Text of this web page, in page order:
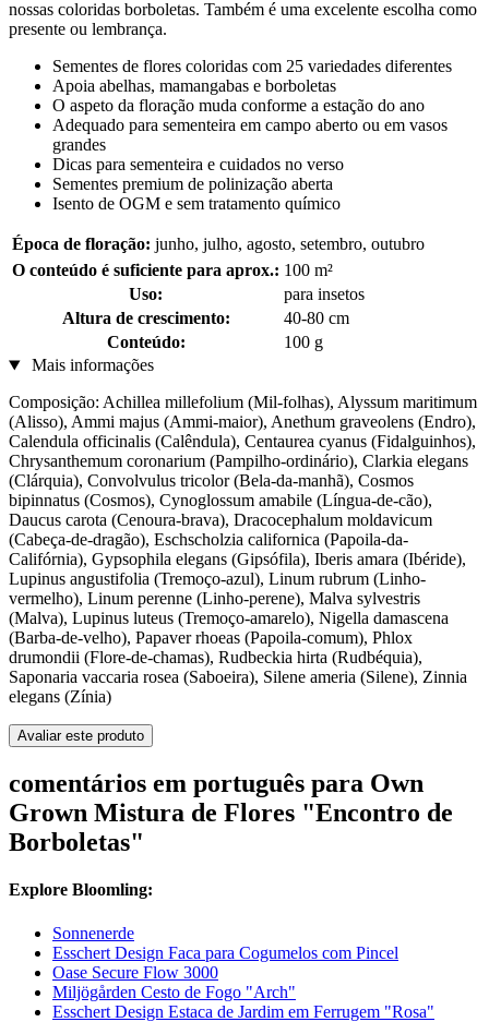
nossas coloridas borboletas. Também é uma excelente escolha como
presente ou lembrança.
Sementes de flores coloridas com 25 variedades diferentes
Apoia abelhas, mamangabas e borboletas
O aspeto da floração muda conforme a estação do ano
Adequado para sementeira em campo aberto ou em vasos
grandes
Dicas para sementeira e cuidados no verso
Sementes premium de polinização aberta
Isento de OGM e sem tratamento químico
Época de floração: junho, julho, agosto, setembro, outubro
O conteúdo é suficiente para aprox.: 100 m²
Uso:
para insetos
Altura de crescimento:
40-80 cm
Conteúdo:
100 g
Mais informações
Composição: Achillea millefolium (Mil-folhas), Alyssum maritimum
(Alisso), Ammi majus (Ammi-maior), Anethum graveolens (Endro),
Calendula officinalis (Calêndula), Centaurea cyanus (Fidalguinhos),
Chrysanthemum coronarium (Pampilho-ordinário), Clarkia elegans
(Clárquia), Convolvulus tricolor (Bela-da-manhã), Cosmos
bipinnatus (Cosmos), Cynoglossum amabile (Língua-de-cão),
Daucus carota (Cenoura-brava), Dracocephalum moldavicum
(Cabeça-de-dragão), Eschscholzia californica (Papoila-da-
Califórnia), Gypsophila elegans (Gipsófila), Iberis amara (Ibéride),
Lupinus angustifolia (Tremoço-azul), Linum rubrum (Linho-
vermelho), Linum perenne (Linho-perene), Malva sylvestris
(Malva), Lupinus luteus (Tremoço-amarelo), Nigella damascena
(Barba-de-velho), Papaver rhoeas (Papoila-comum), Phlox
drumondii (Flore-de-chamas), Rudbeckia hirta (Rudbéquia),
Saponaria vaccaria rosea (Saboeira), Silene ameria (Silene), Zinnia
elegans (Zínia)
Avaliar este produto
comentários em português para Own
Grown Mistura de Flores "Encontro de
Borboletas"
Explore Bloomling:
Sonnenerde
Esschert Design Faca para Cogumelos com Pincel
Oase Secure Flow 3000
Miljögården Cesto de Fogo "Arch"
Esschert Design Estaca de Jardim em Ferrugem "Rosa"